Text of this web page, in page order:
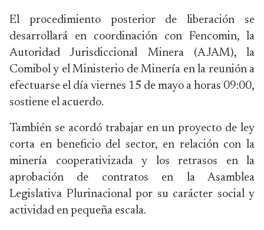
El procedimiento posterior de liberación se
desarrollará en coordinación con Fencomin, la
Autoridad Jurisdiccional Minera (AJAM), la
Comibol y el Ministerio de Minería en la reunión a
efectuarse el día viernes 15 de mayo a horas 09:00,
sostiene el acuerdo.
También se acordó trabajar en un proyecto de ley
corta en beneficio del sector, en relación con la
minería cooperativizada y los retrasos en la
aprobación de contratos en la Asamblea
Legislativa Plurinacional por su carácter social y
actividad en pequeña escala.